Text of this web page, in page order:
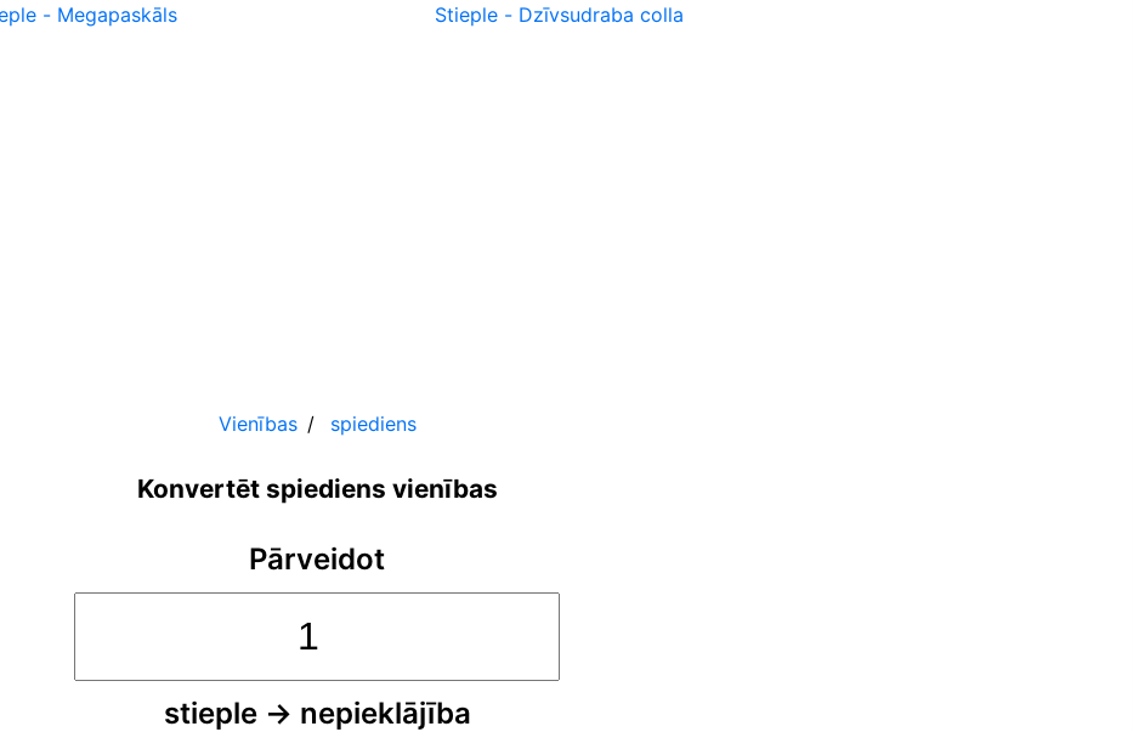
- Megapaskāls
Stieple- Dzīvsudraba colla
Vienības spiediens
Konvertēt spiediens vienības
Pārveidot
stieple → nepieklājība